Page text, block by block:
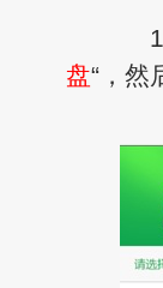
1.
盘“，然